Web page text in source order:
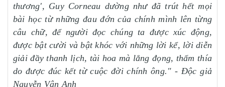
thương', Guy Corneau dường như đã trút hết mọi
bài học từ những đau đớn của chính mình lên từng
câu chữ, để người đọc chúng ta được xúc động,
được bật cười và bật khóc với những lời kể, lời diễn
giải đầy thanh lịch, tài hoa mà lắng đọng, thấm thía
do được đúc kết từ cuộc đời chính ông." - Độc giả
Nguyễn Vân Anh